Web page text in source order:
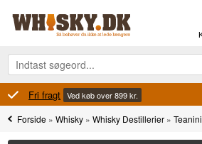
100% Danskejet Ejet og drevet i Danmark
Forside »Whisky »Whisky Destillerier »